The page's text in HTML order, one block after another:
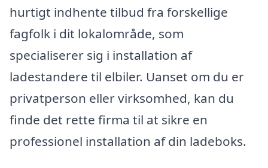
hurtigt indhente tilbud fra forskellige
fagfolk i dit lokalområde, som
specialiserer sig i installation af
ladestandere til elbiler. Uanset om du er
privatperson eller virksomhed, kan du
finde det rette firma til at sikre en
professionel installation af din ladeboks.